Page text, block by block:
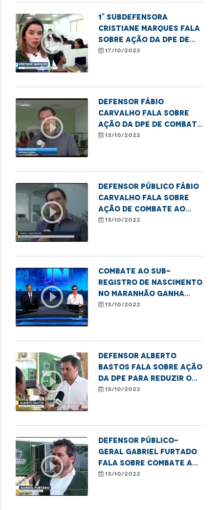
play_circle_outline
1° Subdefensora
Cristiane Marques fala
sobre ação da DPE de
combate ao sub-
17/10/2022
play_circle_outline
Defensor Fábio
Carvalho fala sobre
ação da DPE de combate
ao sub-registro civil
13/10/2022
play_circle_outline
Defensor público Fábio
Carvalho fala sobre
ação de combate ao
sub-registro da DPE de
13/10/2022
play_circle_outline
Combate ao sub-
registro de nascimento
no Maranhão ganha
destaque no Jornal
13/10/2022
play_circle_outline
Defensor Alberto
Bastos fala sobre ação
da DPE para reduzir o
sub-registro civil em
13/10/2022
play_circle_outline
Defensor público-
geral Gabriel Furtado
fala sobre combate ao
sub-registro no
13/10/2022